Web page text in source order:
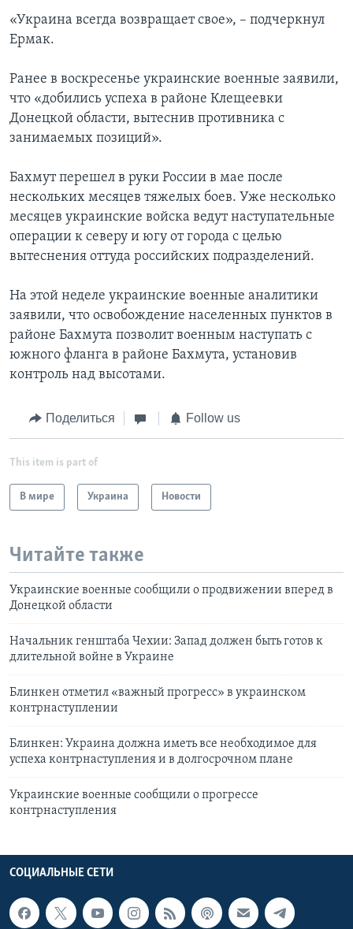
«Украина всегда возвращает свое», – подчеркнул
Ермак.
Ранее в воскресенье украинские военные заявили,
что «добились успеха в районе Клещеевки
Донецкой области, вытеснив противника с
занимаемых позиций».
Бахмут перешел в руки России в мае после
нескольких месяцев тяжелых боев. Уже несколько
месяцев украинские войска ведут наступательные
операции к северу и югу от города с целью
вытеснения оттуда российских подразделений.
На этой неделе украинские военные аналитики
заявили, что освобождение населенных пунктов в
районе Бахмута позволит военным наступать с
южного фланга в районе Бахмута, установив
контроль над высотами.
Поделиться Follow us
This item is part of
В мире Украина Новости
Читайте также
Украинские военные сообщили о продвижении вперед в
Донецкой области
Начальник генштаба Чехии: Запад должен быть готов к
длительной войне в Украине
Блинкен отметил «важный прогресс» в украинском
контрнаступлении
Блинкен: Украина должна иметь все необходимое для
успеха контрнаступления и в долгосрочном плане
Украинские военные сообщили о прогрессе
контрнаступления
СОЦИАЛЬНЫЕ СЕТИ